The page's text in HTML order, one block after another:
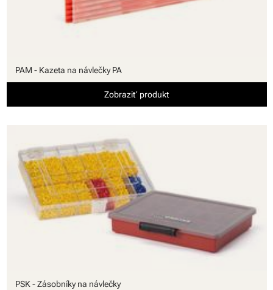
PAM - Kazeta na návlečky PA
Zobraziť produkt
PSK - Zásobníky na návlečky